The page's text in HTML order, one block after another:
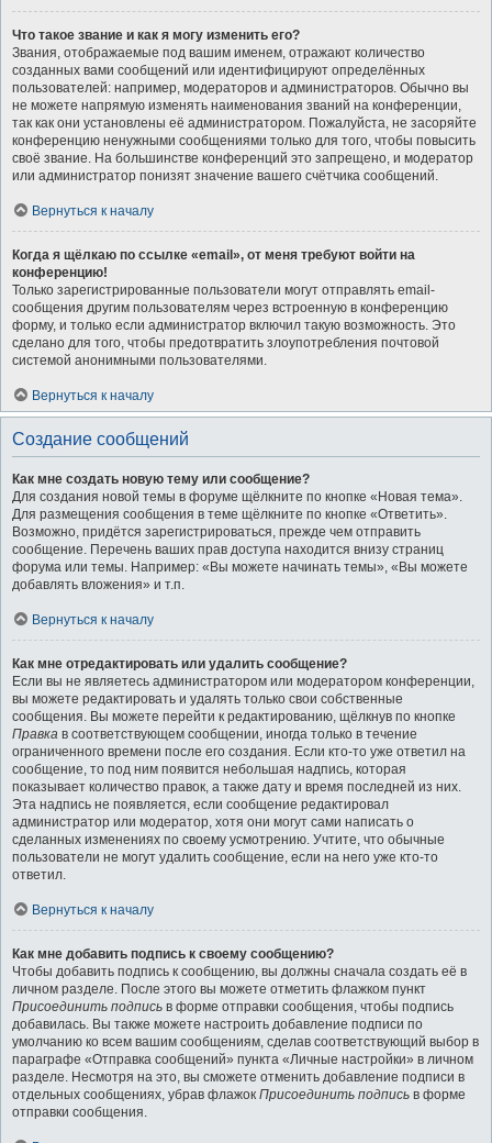
Что такое звание и как я могу изменить его?
Звания, отображаемые под вашим именем, отражают количество
созданных вами сообщений или идентифицируют определённых
пользователей: например, модераторов и администраторов. Обычно вы
не можете напрямую изменять наименования званий на конференции,
так как они установлены её администратором. Пожалуйста, не засоряйте
конференцию ненужными сообщениями только для того, чтобы повысить
своё звание. На большинстве конференций это запрещено, и модератор
или администратор понизят значение вашего счётчика сообщений.
Вернуться к началу
Когда я щёлкаю по ссылке «email», от меня требуют войти на
конференцию!
Только зарегистрированные пользователи могут отправлять email-
сообщения другим пользователям через встроенную в конференцию
форму, и только если администратор включил такую возможность. Это
сделано для того, чтобы предотвратить злоупотребления почтовой
системой анонимными пользователями.
Вернуться к началу
Создание сообщений
Как мне создать новую тему или сообщение?
Для создания новой темы в форуме щёлкните по кнопке «Новая тема».
Для размещения сообщения в теме щёлкните по кнопке «Ответить».
Возможно, придётся зарегистрироваться, прежде чем отправить
сообщение. Перечень ваших прав доступа находится внизу страниц
форума или темы. Например: «Вы можете начинать темы», «Вы можете
добавлять вложения» и т.п.
Вернуться к началу
Как мне отредактировать или удалить сообщение?
Если вы не являетесь администратором или модератором конференции,
вы можете редактировать и удалять только свои собственные
сообщения. Вы можете перейти к редактированию, щёлкнув по кнопке
Правка в соответствующем сообщении, иногда только в течение
ограниченного времени после его создания. Если кто-то уже ответил на
сообщение, то под ним появится небольшая надпись, которая
показывает количество правок, а также дату и время последней из них.
Эта надпись не появляется, если сообщение редактировал
администратор или модератор, хотя они могут сами написать о
сделанных изменениях по своему усмотрению. Учтите, что обычные
пользователи не могут удалить сообщение, если на него уже кто-то
ответил.
Вернуться к началу
Как мне добавить подпись к своему сообщению?
Чтобы добавить подпись к сообщению, вы должны сначала создать её в
личном разделе. После этого вы можете отметить флажком пункт
Присоединить подпись в форме отправки сообщения, чтобы подпись
добавилась. Вы также можете настроить добавление подписи по
умолчанию ко всем вашим сообщениям, сделав соответствующий выбор в
параграфе «Отправка сообщений» пункта «Личные настройки» в личном
разделе. Несмотря на это, вы сможете отменить добавление подписи в
отдельных сообщениях, убрав флажок Присоединить подпись в форме
отправки сообщения.